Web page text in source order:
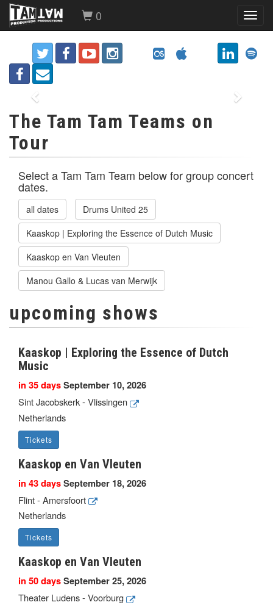
0
Previous Next
The Tam Tam Teams on
Tour
Select a Tam Tam Team below for group concert
dates.
all dates
Drums United 25
Kaaskop | Exploring the Essence of Dutch Music
Kaaskop en Van Vleuten
Manou Gallo & Lucas van Merwijk
upcoming shows
Kaaskop | Exploring the Essence of Dutch
Music
in 35 daysSeptember 10, 2026
Sint Jacobskerk - Vlissingen
Netherlands
Tickets
Kaaskop en Van Vleuten
in 43 daysSeptember 18, 2026
Flint - Amersfoort
Netherlands
Tickets
Kaaskop en Van Vleuten
in 50 daysSeptember 25, 2026
Theater Ludens - Voorburg